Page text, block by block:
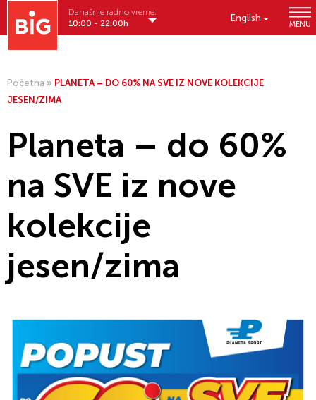
English
MENU
Današnje radno vreme:
10:00 - 22:00h
Početna » PLANETA – DO 60% NA SVE IZ NOVE KOLEKCIJE
JESEN/ZIMA
Planeta – do 60%
na SVE iz nove
kolekcije
jesen/zima